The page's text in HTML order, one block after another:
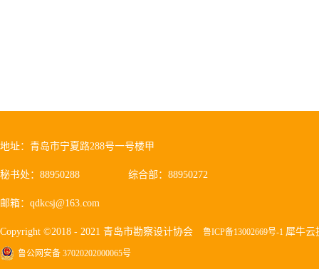
地址：青岛市宁夏路288号一号楼甲
秘书处：88950288 综合部：88950272
邮箱：qdkcsj@163.com
Copyright ©2018 - 2021 青岛市勘察设计协会 鲁ICP备13002669号-1 犀牛云
鲁公网安备 37020202000065号